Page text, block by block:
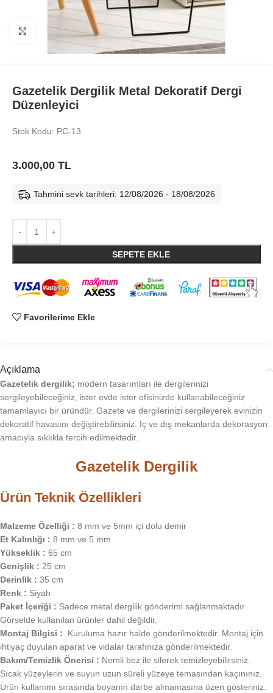
Büyüt
Gazetelik Dergilik Metal Dekoratif Dergi
Düzenleyici
Stok Kodu: PC-13
3.000,00 TL
Tahmini sevk tarihleri: 12/08/2026 - 18/08/2026
SEPETE EKLE
Favorilerime Ekle
Açıklama
Gazetelik dergilik; modern tasarımları ile dergilerinizi
sergileyebileceğiniz, ister evde ister ofisinizde kullanabileceğiniz
tamamlayıcı bir üründür. Gazete ve dergilerinizi sergileyerek evinizin
dekoratif havasını değiştirebilirsiniz. İç ve dış mekanlarda dekorasyon
amacıyla sıklıkla tercih edilmektedir.
Gazetelik Dergilik
Ürün Teknik Özellikleri
Malzeme Özelliği : 8 mm ve 5mm içi dolu demir
Et Kalınlığı : 8 mm ve 5 mm
Yükseklik : 65 cm
Genişlik : 25 cm
Derinlik : 35 cm
Renk : Siyah
Paket İçeriği : Sadece metal dergilik gönderimi sağlanmaktadır.
Görselde kullanılan ürünler dahil değildir.
Montaj Bilgisi : Kuruluma hazır halde gönderilmektedir. Montaj için
ihtiyaç duyulan aparat ve vidalar tarafınıza gönderilmektedir.
Bakım/Temizlik Önerisi : Nemli bez ile silerek temizleyebilirsiniz.
Sıcak yüzeylerin ve suyun uzun süreli yüzeye temasından kaçınınız.
Ürün kullanımı sırasında boyanın darbe almamasına özen gösteriniz.